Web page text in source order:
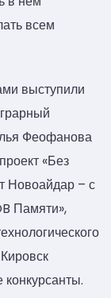
всем
выступили
Феофанова
«Без
Новоайдар – с
Памяти»,